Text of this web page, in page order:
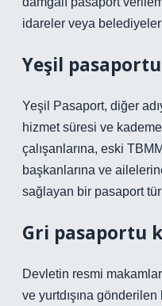
idareler veya belediyeler
Yeşil
Yeşil Pasaport, diğer
hizmet süresi ve
çalışanlarına, eski
başkanlarına ve
sağlayan bir pasaport
Gri pasaportu
Devletin resmi
ve yurtdışına